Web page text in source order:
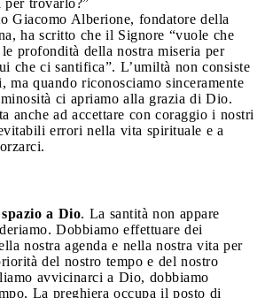
Giacomo Alberione, fondatore della
ha scritto che il Signore “vuole che
profondità della nostra miseria per
che ci santifica”. L’umiltà non consiste
ma quando riconosciamo sinceramente
ci apriamo alla grazia di Dio.
anche ad accettare con coraggio i nostri
errori nella vita spirituale e a
a Dio. La santità non appare
Dobbiamo effettuare dei
nostra agenda e nella nostra vita per
del nostro tempo e del nostro
avvicinarci a Dio, dobbiamo
La preghiera occupa il posto di